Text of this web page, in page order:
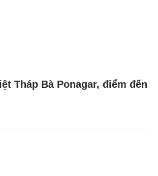
Tháp Bà Ponagar, điểm đến